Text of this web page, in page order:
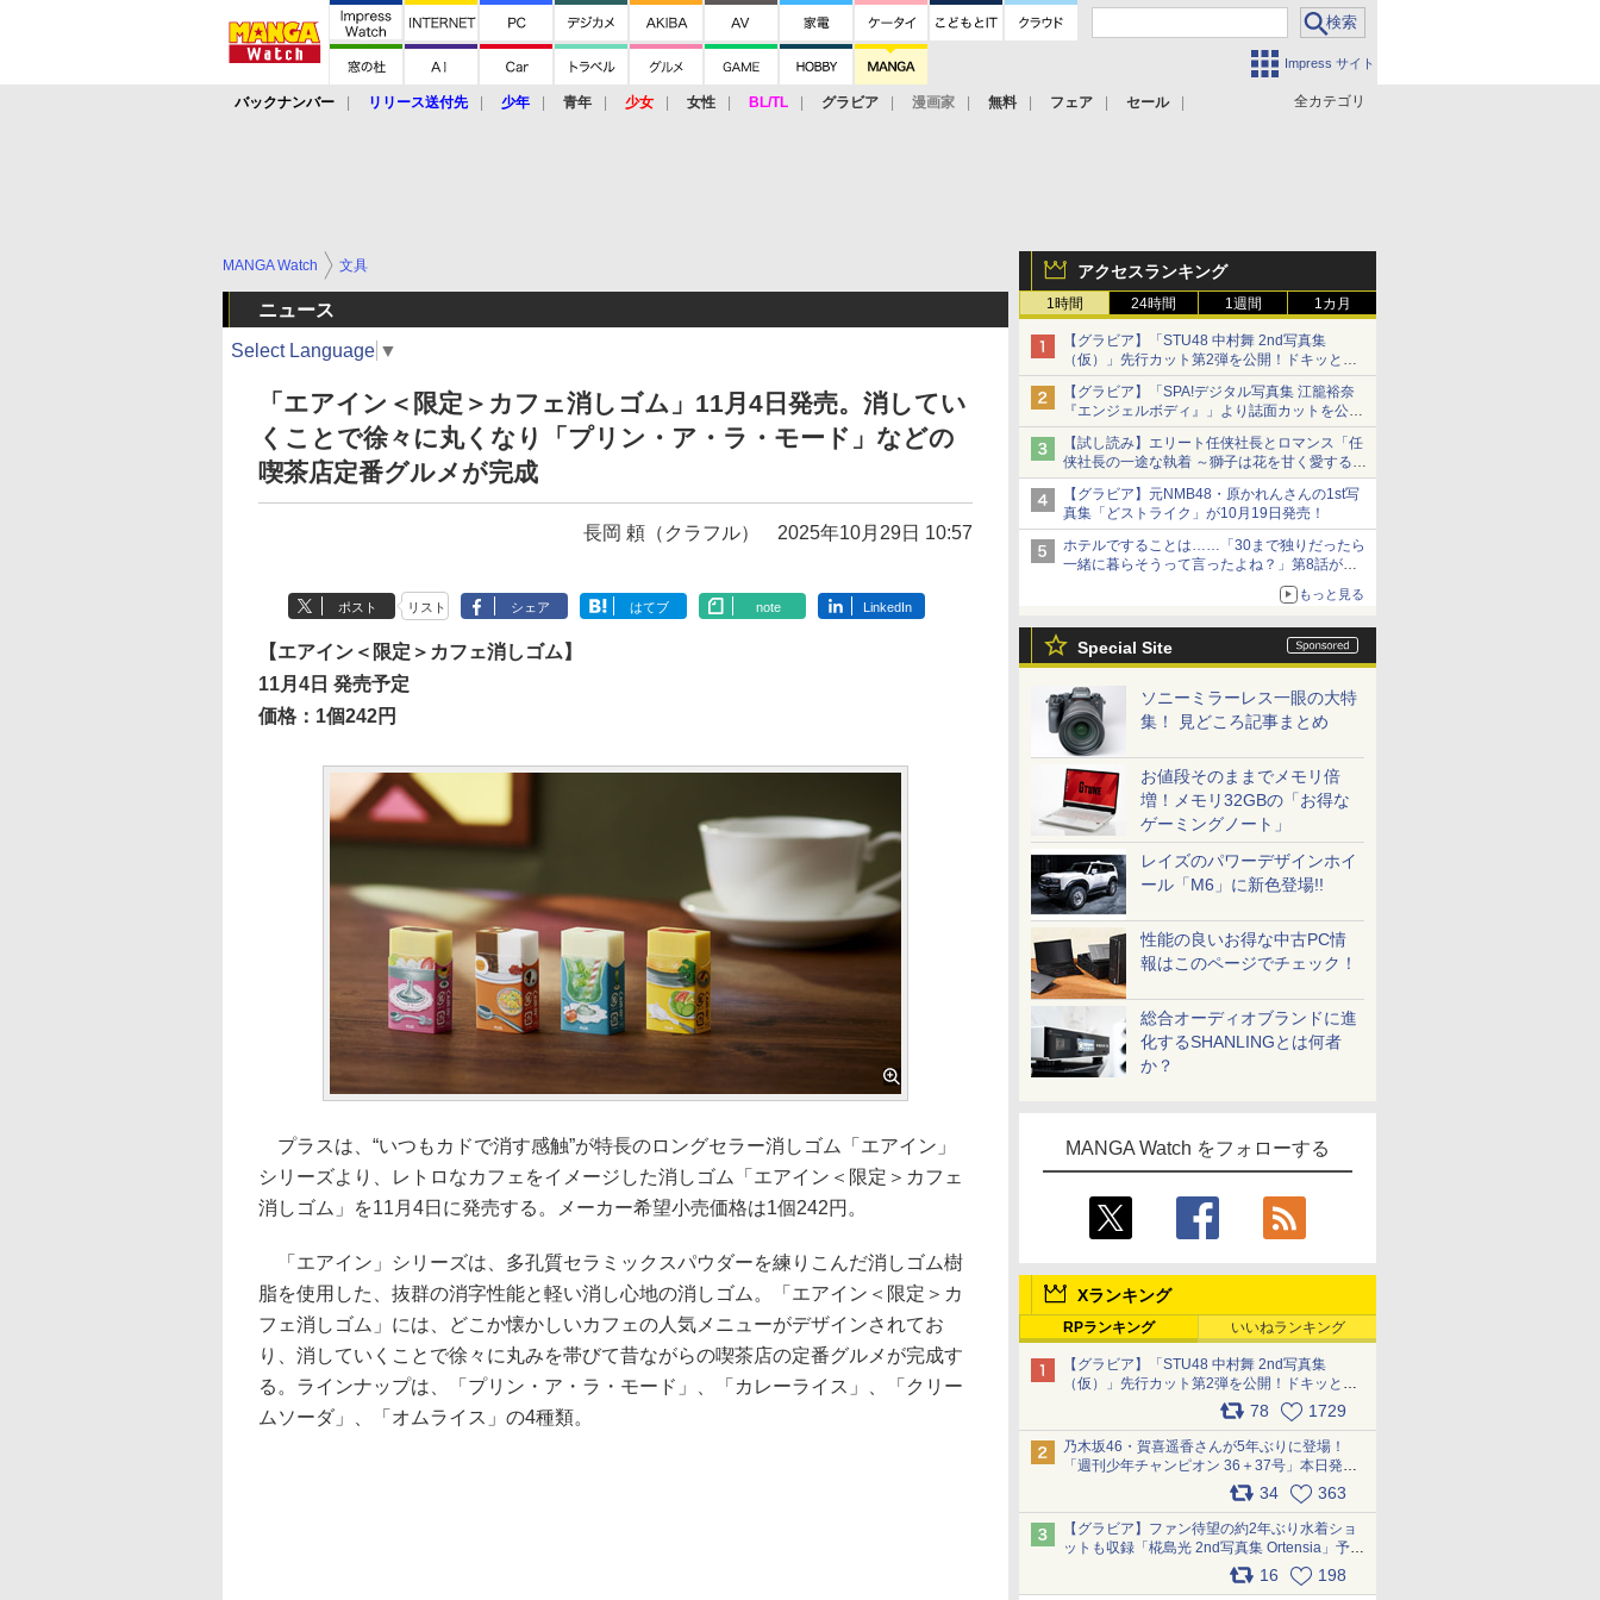
Impress サイト
全カテゴリ
バックナンバー リリース送付先 少年 青年 少女 女性 BL/TL グラビア 漫画家 無料 フェア セール
アクセスランキング
1時間 24時間 1週間 1カ月
【グラビア】「STU48 中村舞 2nd写真集
（仮）」先行カット第2弾を公開！ドキッとす
るランジェリーカットなど新たな挑戦
【グラビア】「SPA!デジタル写真集 江籠裕奈
『エンジェルボディ』」より誌面カットを公
開！
【試し読み】エリート任侠社長とロマンス「任
侠社長の一途な執着 ～獅子は花を甘く愛する
～」をメチャコミで先行配信開始
【グラビア】元NMB48・原かれんさんの1st写
真集「どストライク」が10月19日発売！
ホテルですることは……「30まで独りだったら
一緒に暮らそうって言ったよね？」第8話が無
もっと見る
Special Site
ソニーミラーレス一眼の大特
集！ 見どころ記事まとめ
お値段そのままでメモリ倍
増！メモリ32GBの「お得な
ゲーミングノート」
レイズのパワーデザインホイ
ール「M6」に新色登場!!
性能の良いお得な中古PC情
報はこのページでチェック！
総合オーディオブランドに進
化するSHANLINGとは何者
か？
MANGA Watch をフォローする
Xランキング
RPランキング いいねランキング
【グラビア】「STU48 中村舞 2nd写真集
（仮）」先行カット第2弾を公開！ドキッとす
るランジェリーカットなど新たな挑戦
78 1729
乃木坂46・賀喜遥香さんが5年ぶりに登場！
「週刊少年チャンピオン 36＋37号」本日発
売 pic.x.com/2Mo85ZlRvK
34 363
【グラビア】ファン待望の約2年ぶり水着ショ
ットも収録「椛島光 2nd写真集 Ortensia」予約
16 198
MANGA Watch 文具
ニュース
Select Language ▼
「エアイン＜限定＞カフェ消しゴム」11月4日発売。消してい
くことで徐々に丸くなり「プリン・ア・ラ・モード」などの
喫茶店定番グルメが完成
長岡 頼（クラフル） 2025年10月29日 10:57
ポスト リスト シェア はてブ note LinkedIn
【エアイン＜限定＞カフェ消しゴム】
11月4日 発売予定
価格：1個242円
プラスは、“いつもカドで消す感触”が特長のロングセラー消しゴム「エアイン」
シリーズより、レトロなカフェをイメージした消しゴム「エアイン＜限定＞カフェ
消しゴム」を11月4日に発売する。メーカー希望小売価格は1個242円。
「エアイン」シリーズは、多孔質セラミックスパウダーを練りこんだ消しゴム樹
脂を使用した、抜群の消字性能と軽い消し心地の消しゴム。「エアイン＜限定＞カ
フェ消しゴム」には、どこか懐かしいカフェの人気メニューがデザインされてお
り、消していくことで徐々に丸みを帯びて昔ながらの喫茶店の定番グルメが完成す
る。ラインナップは、「プリン・ア・ラ・モード」、「カレーライス」、「クリー
ムソーダ」、「オムライス」の4種類。